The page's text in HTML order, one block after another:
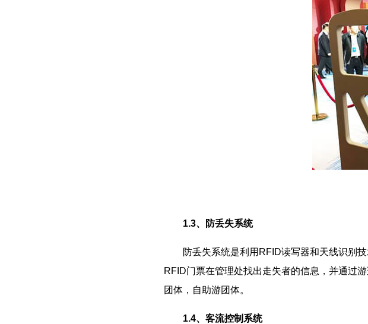
1.3、防丢失系统
防丢失系统是利用RFID读写器和天线识别技
RFID门票在管理处找出走失者的信息，并通过
团体，自助游团体。
1.4、客流控制系统